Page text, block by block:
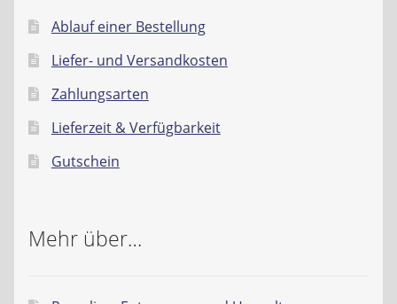
Datenschutzerklärung
Impressum
Ablauf einer Bestellung
Liefer- und Versandkosten
Zahlungsarten
Lieferzeit & Verfügbarkeit
Gutschein
Mehr über…